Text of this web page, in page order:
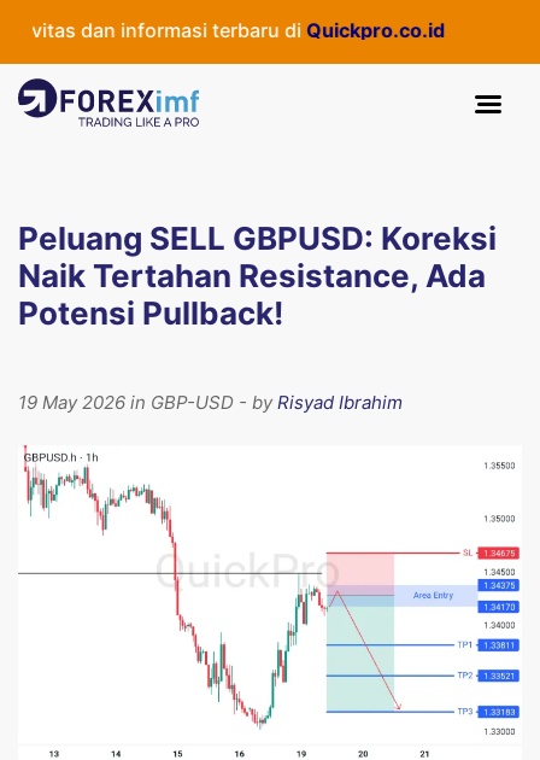
dan informasi terbaru diQuickpro.co.id
Peluang SELL GBPUSD: Koreksi
Naik Tertahan Resistance, Ada
Potensi Pullback!
19 May 2026 in GBP-USD - byRisyad Ibrahim